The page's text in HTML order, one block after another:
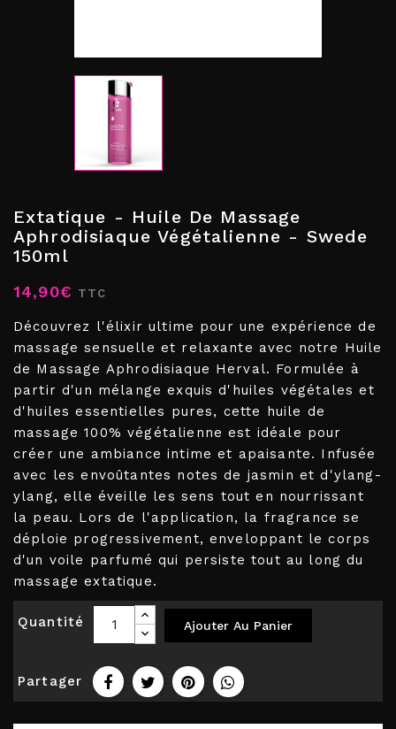
Extatique - Huile De Massage
Aphrodisiaque Végétalienne - Swede
150ml
14,90€ TTC
Découvrez l'élixir ultime pour une expérience de
massage sensuelle et relaxante avec notre Huile
de Massage Aphrodisiaque Herval. Formulée à
partir d'un mélange exquis d'huiles végétales et
d'huiles essentielles pures, cette huile de
massage 100% végétalienne est idéale pour
créer une ambiance intime et apaisante. Infusée
avec les envoûtantes notes de jasmin et d'ylang-
ylang, elle éveille les sens tout en nourrissant
la peau. Lors de l'application, la fragrance se
déploie progressivement, enveloppant le corps
d'un voile parfumé qui persiste tout au long du
massage extatique.
Quantité Ajouter Au Panier
Partager